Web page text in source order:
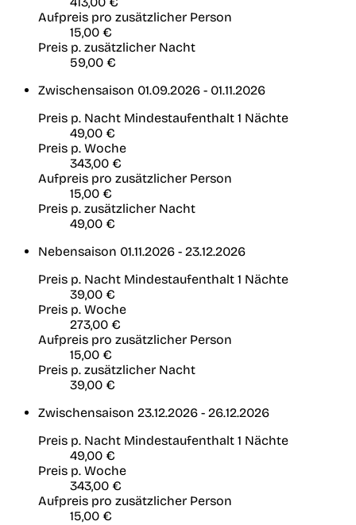
Aufpreis pro zusätzlicher Person
15,00 €
Preis p. zusätzlicher Nacht
59,00 €
Zwischensaison 01.09.2026 - 01.11.2026
Preis p. Nacht Mindestaufenthalt 1 Nächte
49,00 €
Preis p. Woche
343,00 €
Aufpreis pro zusätzlicher Person
15,00 €
Preis p. zusätzlicher Nacht
49,00 €
Nebensaison 01.11.2026 - 23.12.2026
Preis p. Nacht Mindestaufenthalt 1 Nächte
39,00 €
Preis p. Woche
273,00 €
Aufpreis pro zusätzlicher Person
15,00 €
Preis p. zusätzlicher Nacht
39,00 €
Zwischensaison 23.12.2026 - 26.12.2026
Preis p. Nacht Mindestaufenthalt 1 Nächte
49,00 €
Preis p. Woche
343,00 €
Aufpreis pro zusätzlicher Person
15,00 €